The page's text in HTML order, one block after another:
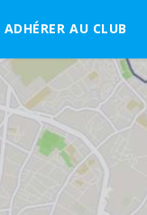
ADHÉRER AU CLUB